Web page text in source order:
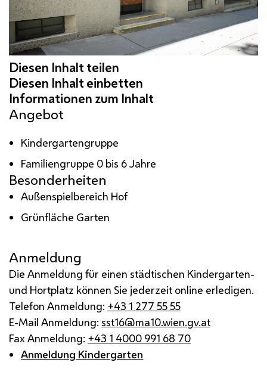
Angebot
Kindergartengruppe
Familiengruppe 0 bis 6 Jahre
Besonderheiten
Außenspielbereich Hof
Grünfläche Garten
Anmeldung
Die Anmeldung für einen städtischen Kindergarten-
und Hortplatz können Sie jederzeit online erledigen.
Telefon Anmeldung: +43 1 277 55 55
E-Mail Anmeldung: sst16@ma10.wien.gv.at
Fax Anmeldung: +43 1 4000 991 68 70
Anmeldung Kindergarten